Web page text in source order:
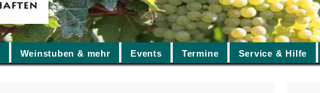
Weinstuben & mehr Events Termine Service & Hilfe